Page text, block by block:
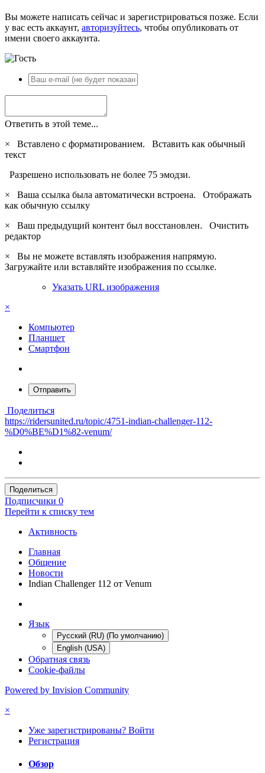
Вы можете написать сейчас и зарегистрироваться позже. Если
у вас есть аккаунт, авторизуйтесь, чтобы опубликовать от
имени своего аккаунта.
Ответить в этой теме...
×
Вставлено с форматированием. Вставить как обычный
текст
Разрешено использовать не более 75 эмодзи.
×
Ваша ссылка была автоматически встроена. Отображать
как обычную ссылку
×
Ваш предыдущий контент был восстановлен. Очистить
редактор
×
Вы не можете вставлять изображения напрямую.
Загружайте или вставляйте изображения по ссылке.
Указать URL изображения
×
Компьютер
Планшет
Смартфон
Отправить
Поделиться
https://ridersunited.ru/topic/4751-indian-challenger-112-
%D0%BE%D1%82-venum/
Поделиться
Подписчики 0
Перейти к списку тем
Активность
Главная
Общение
Новости
Indian Challenger 112 от Venum
Язык
Русский (RU) (По умолчанию)
English (USA)
Обратная связь
Cookie-файлы
Powered by Invision Community
×
Уже зарегистрированы? Войти
Регистрация
Обзор